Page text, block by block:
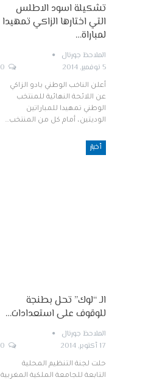
تشكيلة اسود الاطلس
التي اختارها الزاكي تمهيدا
لمباراة…
الملاحظ جورنال
5 نوفمبر, 2014
أعلن الناخب الوطني بادو الزاكي
عن اللائحة النهائية للمنتخب
الوطني تمهيدا للمباراتين
الوديتين، أمام كل من المنتخب…
أخبار
الـ “لوك” تحل بطنجة
للوقوف على استعدادات…
الملاحظ جورنال
17 أكتوبر, 2014
حلت لجنة التنظيم المحلية
التابعة للجامعة الملكية المغربية